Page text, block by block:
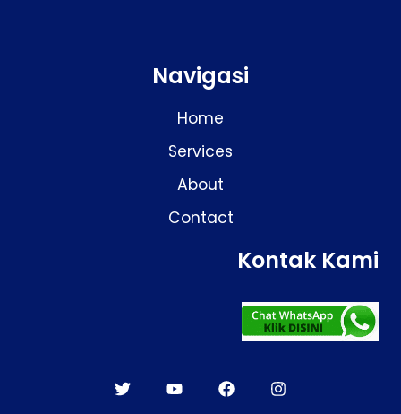
Navigasi
Home
Services
About
Contact
Kontak Kami